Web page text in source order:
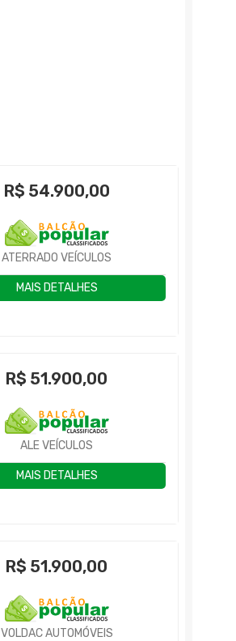
R$ 54.900,00
ATERRADO VEÍCULOS
MAIS DETALHES
R$ 51.900,00
ALE VEÍCULOS
MAIS DETALHES
R$ 51.900,00
VOLDAC AUTOMÓVEIS